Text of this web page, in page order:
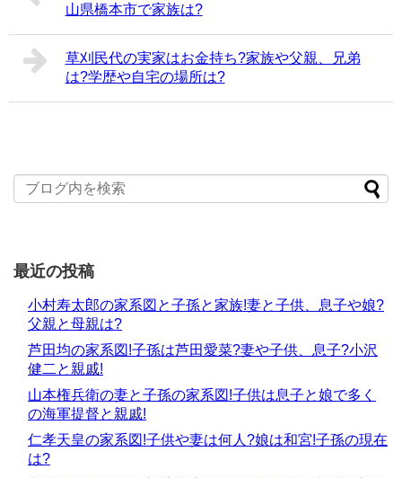
山県橋本市で家族は?
草刈民代の実家はお金持ち?家族や父親、兄弟
は?学歴や自宅の場所は?
最近の投稿
小村寿太郎の家系図と子孫と家族!妻と子供、息子や娘?
父親と母親は?
芦田均の家系図!子孫は芦田愛菜?妻や子供、息子?小沢
健二と親戚!
山本権兵衛の妻と子孫の家系図!子供は息子と娘で多く
の海軍提督と親戚!
仁孝天皇の家系図!子供や妻は何人?娘は和宮!子孫の現在
は?